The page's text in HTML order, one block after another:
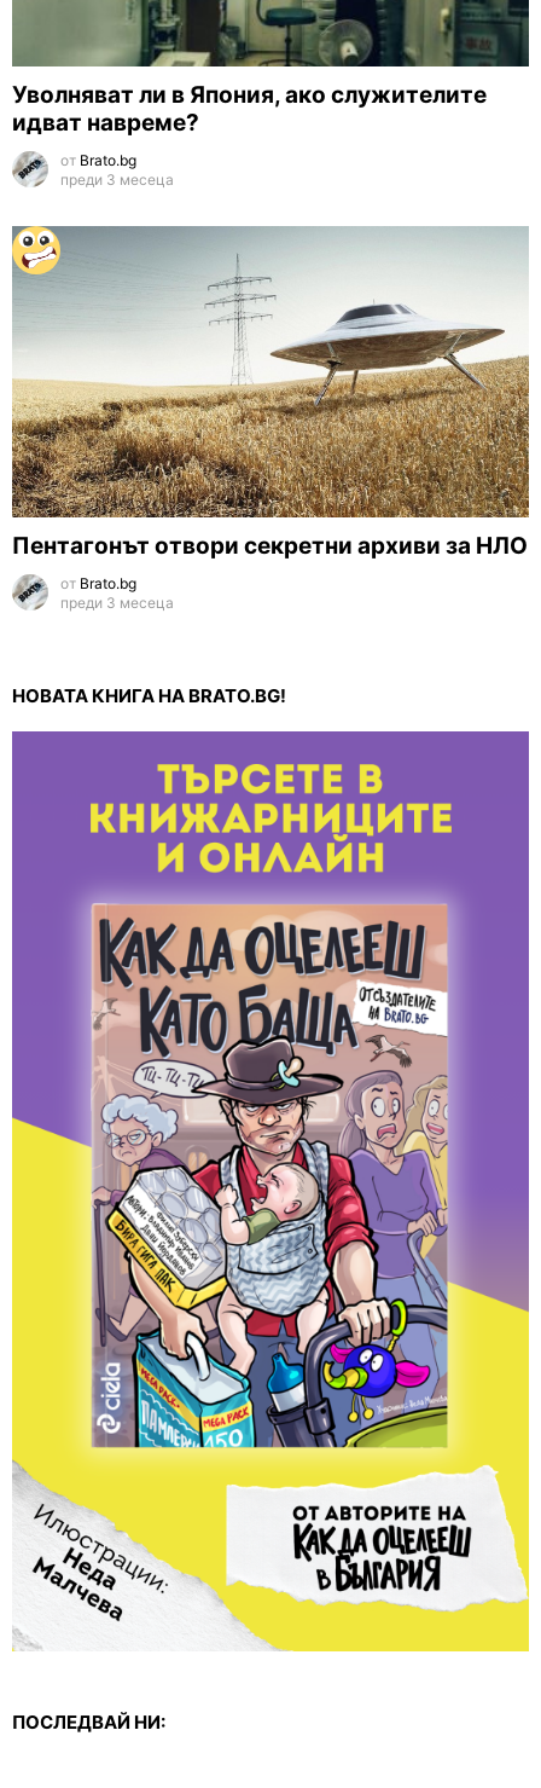
Уволняват ли в Япония, ако служителите
идват навреме?
от Brato.bg
преди 3 месеца
Пентагонът отвори секретни архиви за НЛО
от Brato.bg
преди 3 месеца
НОВАТА КНИГА НА BRATO.BG!
ПОСЛЕДВАЙ НИ: